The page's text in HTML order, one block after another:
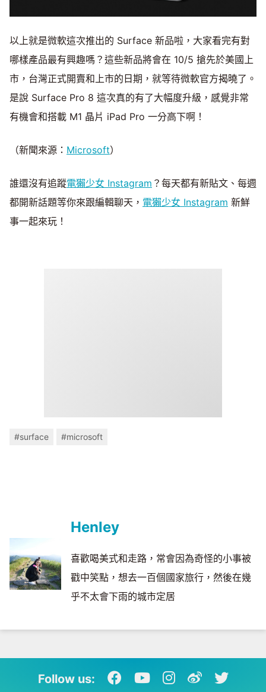
以上就是微軟這次推出的 Surface 新品啦，大家看完有對
哪樣產品最有興趣嗎？這些新品將會在 10/5 搶先於美國上
市，台灣正式開賣和上市的日期，就等待微軟官方揭曉了。
是說 Surface Pro 8 這次真的有了大幅度升級，感覺非常
有機會和搭載 M1 晶片 iPad Pro 一分高下啊！
（新聞來源： Microsoft）
誰還沒有追蹤電獺少女 Instagram ？每天都有新貼文、每週
都開新話題等你來跟編輯聊天， 電獺少女 Instagram 新鮮
事一起來玩！
#surface #microsoft
Henley
喜歡喝美式和走路，常會因為奇怪的小事被
戳中笑點，想去一百個國家旅行，然後在幾
乎不太會下雨的城市定居
Follow us: